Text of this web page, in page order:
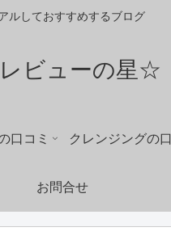
ルしておすすめするブログ
ビューの星☆
口コミ クレンジングの
お問合せ